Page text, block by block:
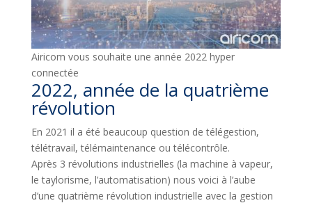
Airicom vous souhaite une année 2022 hyper
connectée
2022, année de la quatrième
révolution
En 2021 il a été beaucoup question de télégestion,
télétravail, télémaintenance ou télécontrôle.
Après 3 révolutions industrielles (la machine à vapeur,
le taylorisme, l’automatisation) nous voici à l’aube
d’une quatrième révolution industrielle avec la gestion